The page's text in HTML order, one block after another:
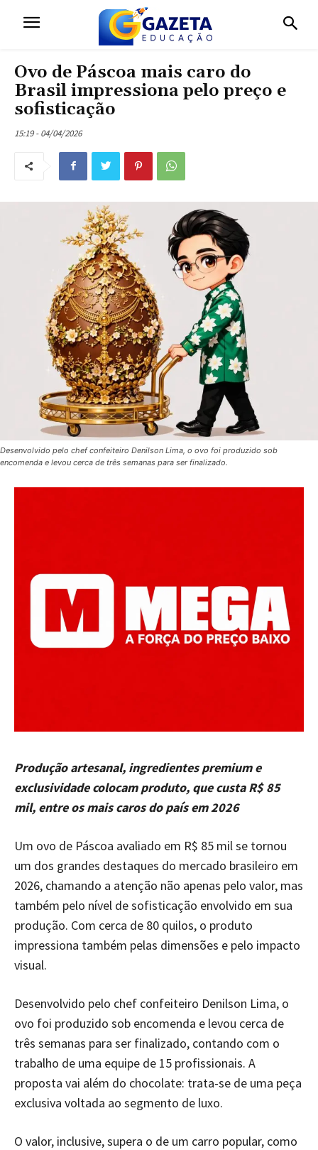
Ovo de Páscoa mais caro do
Brasil impressiona pelo preço e
sofisticação
15:19 - 04/04/2026
Desenvolvido pelo chef confeiteiro Denilson Lima, o ovo foi produzido sob
encomenda e levou cerca de três semanas para ser finalizado.
Produção artesanal, ingredientes premium e
exclusividade colocam produto, que custa R$ 85
mil, entre os mais caros do país em 2026
Um ovo de Páscoa avaliado em R$ 85 mil se tornou
um dos grandes destaques do mercado brasileiro em
2026, chamando a atenção não apenas pelo valor, mas
também pelo nível de sofisticação envolvido em sua
produção. Com cerca de 80 quilos, o produto
impressiona também pelas dimensões e pelo impacto
visual.
Desenvolvido pelo chef confeiteiro Denilson Lima, o
ovo foi produzido sob encomenda e levou cerca de
três semanas para ser finalizado, contando com o
trabalho de uma equipe de 15 profissionais. A
proposta vai além do chocolate: trata-se de uma peça
exclusiva voltada ao segmento de luxo.
O valor, inclusive, supera o de um carro popular, como